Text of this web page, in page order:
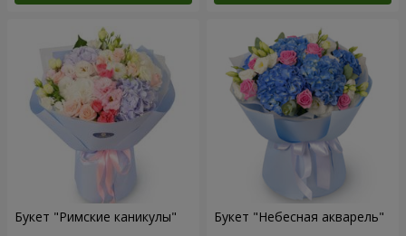
Букет "Римские каникулы" Букет "Небесная акварель"